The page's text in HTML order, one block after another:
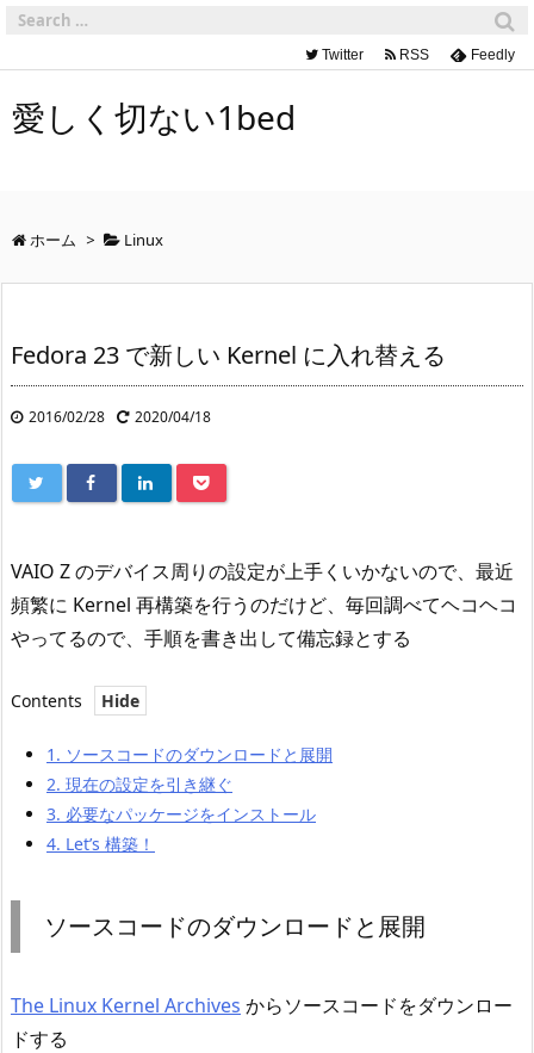
Twitter RSS Feedly
愛しく切ない1bed
ホーム > Linux
Fedora 23 で新しい Kernel に入れ替える
2016/02/28 2020/04/18
VAIO Z のデバイス周りの設定が上手くいかないので、最近
頻繁に Kernel 再構築を行うのだけど、毎回調べてヘコヘコ
やってるので、手順を書き出して備忘録とする
Contents
1. ソースコードのダウンロードと展開
2. 現在の設定を引き継ぐ
3. 必要なパッケージをインストール
4. Let’s 構築！
ソースコードのダウンロードと展開
The Linux Kernel Archives からソースコードをダウンロー
ドする